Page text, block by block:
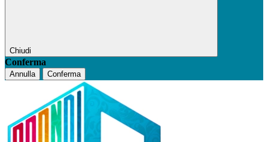
Chiudi
Conferma
Annulla Conferma